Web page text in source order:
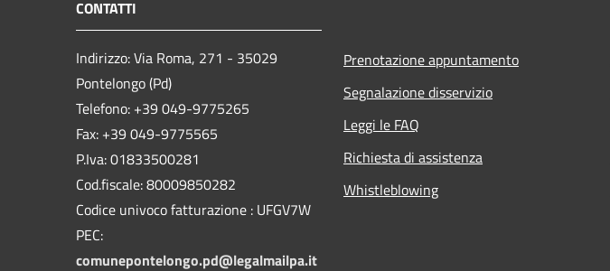
CONTATTI
Indirizzo: Via Roma, 271 - 35029
Pontelongo (Pd)
Telefono: +39 049-9775265
Fax: +39 049-9775565
P.Iva: 01833500281
Cod.fiscale: 80009850282
Codice univoco fatturazione : UFGV7W
PEC:
comunepontelongo.pd@legalmailpa.it
Prenotazione appuntamento
Segnalazione disservizio
Leggi le FAQ
Richiesta di assistenza
Whistleblowing